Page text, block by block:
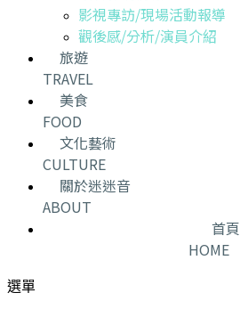
影視專訪/現場活動報導
觀後感/分析/演員介紹
旅遊
TRAVEL
美食
FOOD
文化藝術
CULTURE
關於迷迷音
ABOUT
首頁
HOME
選單